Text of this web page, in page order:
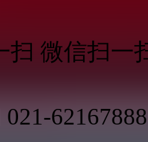
微信扫一
021-62167888